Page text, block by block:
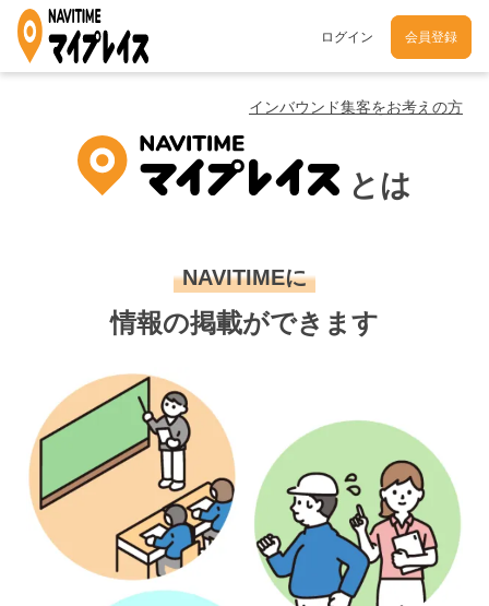
ログイン 会員登録
インバウンド集客をお考えの方
とは
NAVITIMEに
情報の掲載ができます